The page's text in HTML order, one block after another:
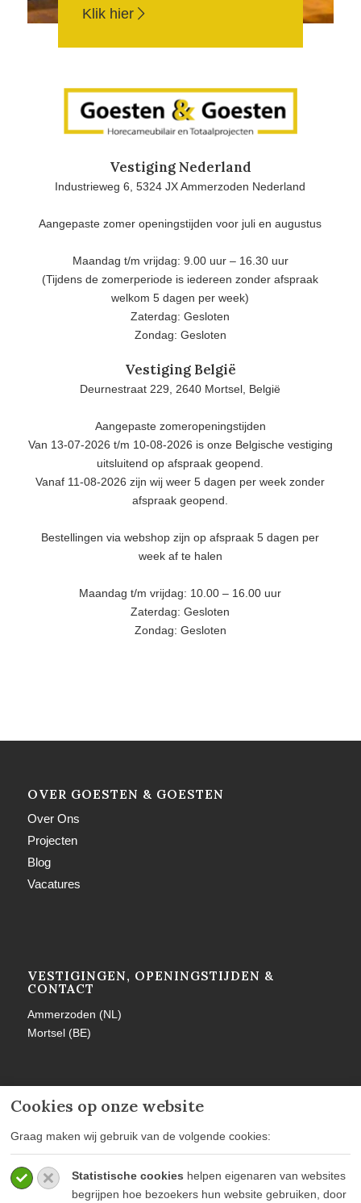
Cookies op onze website
Graag maken wij gebruik van de volgende cookies:
Statistische cookies helpen eigenaren van websites
begrijpen hoe bezoekers hun website gebruiken, door
Klik hier
Vestiging Nederland
Industrieweg 6, 5324 JX Ammerzoden Nederland
Aangepaste zomer openingstijden voor juli en augustus
Maandag t/m vrijdag: 9.00 uur – 16.30 uur
(Tijdens de zomerperiode is iedereen zonder afspraak
welkom 5 dagen per week)
Zaterdag: Gesloten
Zondag: Gesloten
Vestiging België
Deurnestraat 229, 2640 Mortsel, België
Aangepaste zomeropeningstijden
Van 13-07-2026 t/m 10-08-2026 is onze Belgische vestiging
uitsluitend op afspraak geopend.
Vanaf 11-08-2026 zijn wij weer 5 dagen per week zonder
afspraak geopend.
Bestellingen via webshop zijn op afspraak 5 dagen per
week af te halen
Maandag t/m vrijdag: 10.00 – 16.00 uur
Zaterdag: Gesloten
Zondag: Gesloten
OVER GOESTEN & GOESTEN
Over Ons
Projecten
Blog
Vacatures
VESTIGINGEN, OPENINGSTIJDEN &
CONTACT
Ammerzoden (NL)
Mortsel (BE)
MEER INFORMATIE
Privacy policy
Algemene voorwaarden